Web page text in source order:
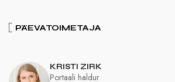
PÄEVATOIMETAJA
KRISTI ZIRK
Portaali haldur